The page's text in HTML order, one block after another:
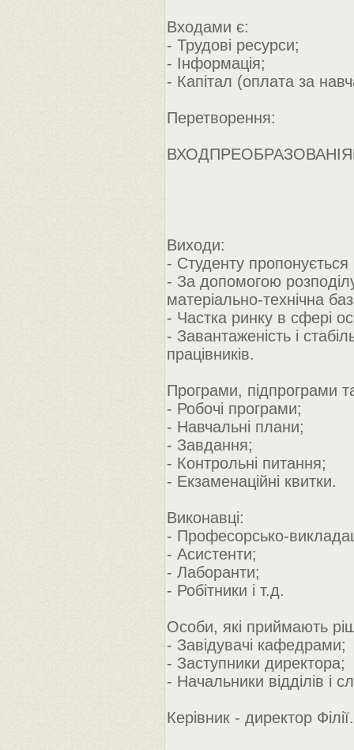
Входами є:
- Трудові ресурси;
- Інформація;
- Капітал (оплата за
Перетворення:
Виходи:
- Студенту пропонується
- За допомогою
матеріально-технічна
- Частка ринку в сфері
- Завантаженість і
працівників.
Програми, підпрограми
- Робочі програми;
- Навчальні плани;
- Завдання;
- Контрольні питання;
- Екзаменаційні квитки.
Виконавці:
- Професорсько-
- Асистенти;
- Лаборанти;
- Робітники і т.д.
Особи, які приймають
- Завідувачі кафедрами;
- Заступники директора;
- Начальники відділів і
Керівник - директор Філії.